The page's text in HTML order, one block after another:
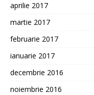
aprilie 2017
martie 2017
februarie 2017
ianuarie 2017
decembrie 2016
noiembrie 2016